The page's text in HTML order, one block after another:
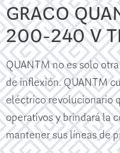
GRACO
200-240 V
QUANTM no es solo
de inflexión. QUANTM
eléctrico revolucionario
operativos y brindará la
mantener sus líneas de